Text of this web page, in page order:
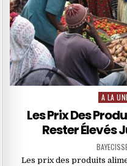
Posted
in
A LA
Les Prix Des
Rester Élevés
Les prix des produits